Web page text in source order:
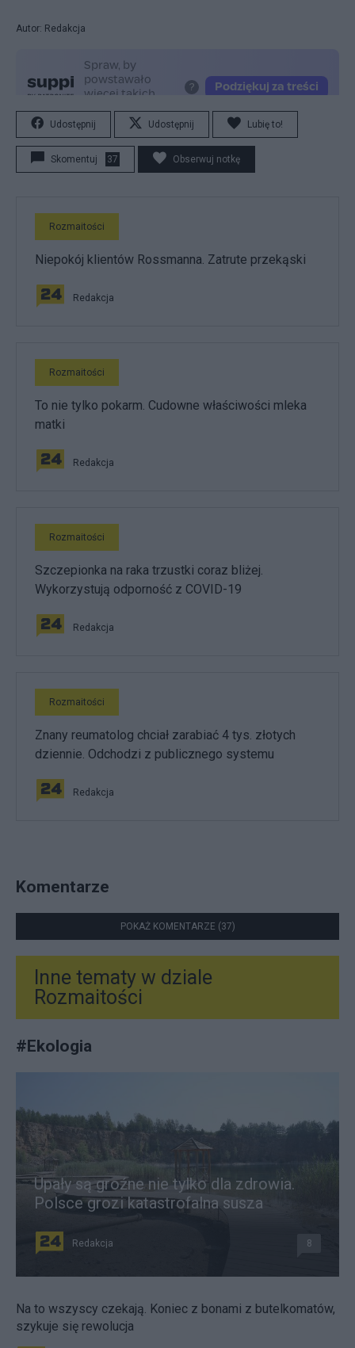
Autor: Redakcja
Udostępnij Udostępnij Lubię to!
Skomentuj 37 Obserwuj notkę
Rozmaitości
Niepokój klientów Rossmanna. Zatrute przekąski
Redakcja
Rozmaitości
To nie tylko pokarm. Cudowne właściwości mleka
matki
Redakcja
Rozmaitości
Szczepionka na raka trzustki coraz bliżej.
Wykorzystują odporność z COVID-19
Redakcja
Rozmaitości
Znany reumatolog chciał zarabiać 4 tys. złotych
dziennie. Odchodzi z publicznego systemu
Redakcja
Komentarze
POKAŻ KOMENTARZE (37)
Inne tematy w dziale
Rozmaitości
#Ekologia
Upały są groźne nie tylko dla zdrowia.
Polsce grozi katastrofalna susza
Redakcja 8
Na to wszyscy czekają. Koniec z bonami z butelkomatów,
szykuje się rewolucja